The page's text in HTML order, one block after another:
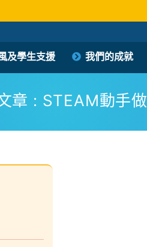
及學生支援 我們的成就
局西區婦女福利會馮李佩瑤小學
章 : STEAM動手做